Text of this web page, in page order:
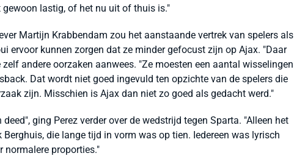
lastig, of het nu uit of thuis is."
Martijn Krabbendam zou het aanstaande vertrek van spelers als
ervoor kunnen zorgen dat ze minder gefocust zijn op Ajax. "Daar
andere oorzaken aanwees. "Ze moesten een aantal wisselingen
Dat wordt niet goed ingevuld ten opzichte van de spelers die
zijn. Misschien is Ajax dan niet zo goed als gedacht werd."
ging Perez verder over de wedstrijd tegen Sparta. "Alleen het
die lange tijd in vorm was op tien. Iedereen was lyrisch
normalere proporties."